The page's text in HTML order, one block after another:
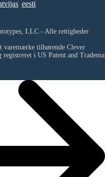
eesti
LLC - Alle rettigheder
varemærke tilhørende Clever
registreret i US Patent and